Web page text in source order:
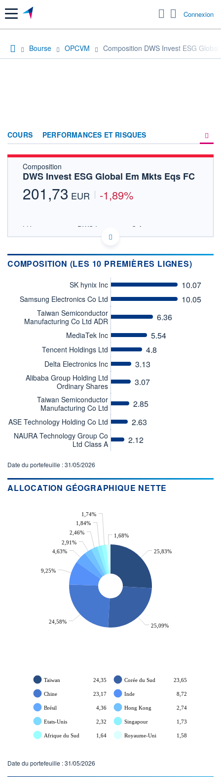
Menu Connexion
Bourse OPCVM Composition DWS Invest ESG
COURS PERFORMANCES ET RISQUES
Composition
DWS Invest ESG Global Em Mkts Eqs FC
201,73 EUR -1,89%
LU1984219524 - DWS Investment S.A.
OPCVM DERNIER COURS CONNU AU 06/08/2026
150
200
CATÉGORIE MORNINGSTAR
Actions Marchés
Emergents
FONDS PARTENAIRES
TARIFS PRIVILÉGIÉS 0%
ÉLIGIBILITÉ
PEA PEA-PME BOURSOVIE LUX
CTO BUSINESS
Non éligible Boursobank
NOTATION MORNINGSTAR ⁽¹⁾
+ PORTEFEUILLE
COMPOSITION (LES 10 PREMIÈRES LIGNES)
SK hynix Inc 10.07
Samsung Electronics Co Ltd 10.05
Taiwan Semiconductor
Manufacturing Co Ltd ADR
6.36
MediaTek Inc 5.54
Tencent Holdings Ltd 4.8
Delta Electronics Inc 3.13
Alibaba Group Holding Ltd
Ordinary Shares
3.07
Taiwan Semiconductor
Manufacturing Co Ltd
2.85
ASE Technology Holding Co Ltd 2.63
NAURA Technology Group Co
Ltd Class A
2.12
Date du portefeuille : 31/05/2026
ALLOCATION GÉOGRAPHIQUE NETTE
25,83%
25,09%
24,58%
9,25%
4,63%
2,91%
2,46%
1,84%
1,74%
1,68%
Taiwan 24,35 Corée du Sud 23,65
Chine 23,17 Inde 8,72
Brésil 4,36 Hong Kong 2,74
Etats-Unis 2,32 Singapour 1,73
Afrique du Sud 1,64 Royaume-Uni 1,58
Date du portefeuille : 31/05/2026